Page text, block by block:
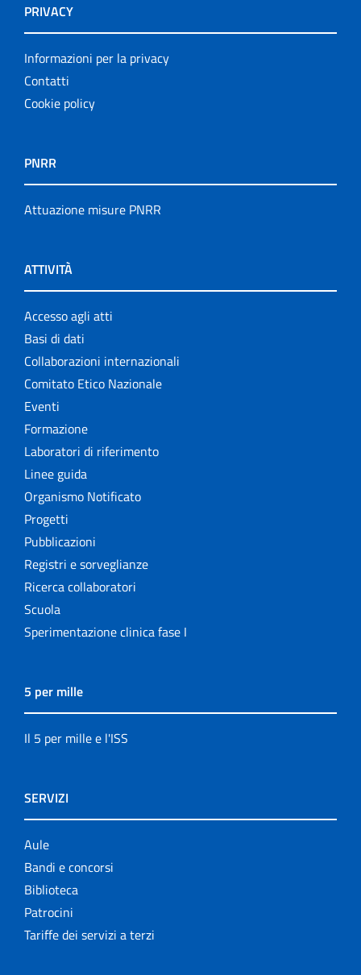
PRIVACY
Informazioni per la privacy
Contatti
Cookie policy
PNRR
Attuazione misure PNRR
ATTIVITÀ
Accesso agli atti
Basi di dati
Collaborazioni internazionali
Comitato Etico Nazionale
Eventi
Formazione
Laboratori di riferimento
Linee guida
Organismo Notificato
Progetti
Pubblicazioni
Registri e sorveglianze
Ricerca collaboratori
Scuola
Sperimentazione clinica fase I
5 per mille
Il 5 per mille e l'ISS
SERVIZI
Aule
Bandi e concorsi
Biblioteca
Patrocini
Tariffe dei servizi a terzi